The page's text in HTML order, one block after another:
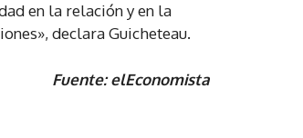
en la relación y en la
declara Guicheteau.
Fuente: elEconomista